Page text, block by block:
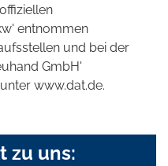
entnommen
und bei der
GmbH'
www.dat.de.
zu uns: